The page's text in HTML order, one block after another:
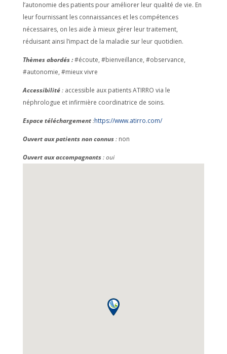
l’autonomie des patients pour améliorer leur qualité de vie. En
leur fournissant les connaissances et les compétences
nécessaires, on les aide à mieux gérer leur traitement,
réduisant ainsi l’impact de la maladie sur leur quotidien.
Thèmes abordés :#écoute, #bienveillance, #observance,
#autonomie, #mieux vivre
Accessibilité: accessible aux patients ATIRRO via le
néphrologue et infirmière coordinatrice de soins.
Espace téléchargement:https://www.atirro.com/
Ouvert aux patients non connus: non
Ouvert aux accompagnants: oui